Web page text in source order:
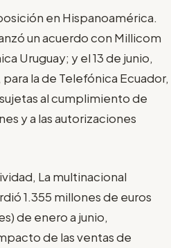
en Hispanoamérica.
un acuerdo con Millicom
Uruguay; y el 13 de junio,
la de Telefónica Ecuador,
al cumplimiento de
y a las autorizaciones
La multinacional
1.355 millones de euros
de enero a junio,
de las ventas de